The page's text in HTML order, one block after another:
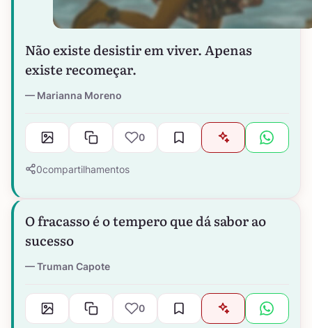
Não existe desistir em viver. Apenas
existe recomeçar.
Marianna Moreno
0
0compartilhamentos
O fracasso é o tempero que dá sabor ao
sucesso
Truman Capote
0